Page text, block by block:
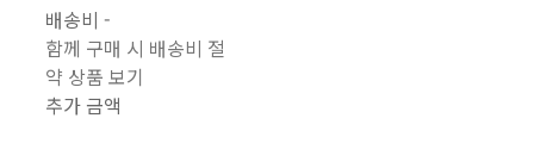
배송비-
함께 구매 시 배송비 절
약 상품 보기
추가 금액